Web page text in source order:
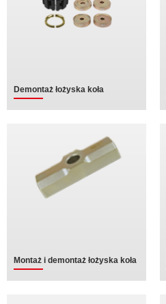
Demontaż łożyska koła
Montaż i demontaż łożyska koła